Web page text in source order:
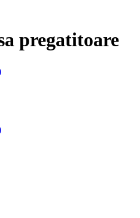
pregatitoare